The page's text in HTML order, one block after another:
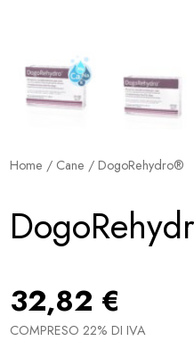
Home / Cane / DogoRehydro®
32,82 €
COMPRESO 22% DI IVA